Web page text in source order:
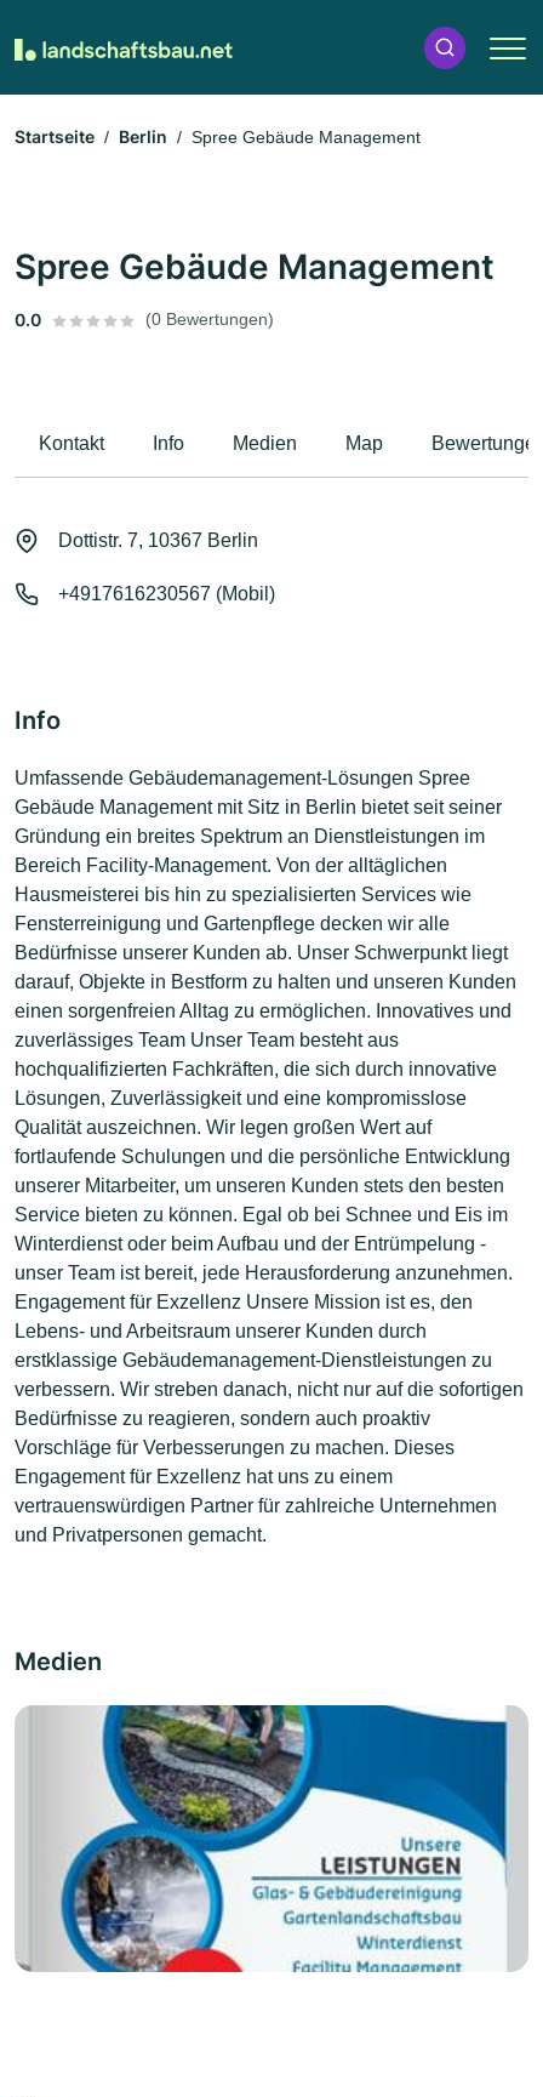
Startseite Berlin Spree Gebäude Management
Spree Gebäude Management
0.0 (0 Bewertungen)
Kontakt Info Medien Map
Dottistr. 7, 10367 Berlin
+4917616230567 (Mobil)
Info
Umfassende Gebäudemanagement-Lösungen Spree
Gebäude Management mit Sitz in Berlin bietet seit seiner
Gründung ein breites Spektrum an Dienstleistungen im
Bereich Facility-Management. Von der alltäglichen
Hausmeisterei bis hin zu spezialisierten Services wie
Fensterreinigung und Gartenpflege decken wir alle
Bedürfnisse unserer Kunden ab. Unser Schwerpunkt liegt
darauf, Objekte in Bestform zu halten und unseren Kunden
einen sorgenfreien Alltag zu ermöglichen. Innovatives und
zuverlässiges Team Unser Team besteht aus
hochqualifizierten Fachkräften, die sich durch innovative
Lösungen, Zuverlässigkeit und eine kompromisslose
Qualität auszeichnen. Wir legen großen Wert auf
fortlaufende Schulungen und die persönliche Entwicklung
unserer Mitarbeiter, um unseren Kunden stets den besten
Service bieten zu können. Egal ob bei Schnee und Eis im
Winterdienst oder beim Aufbau und der Entrümpelung -
unser Team ist bereit, jede Herausforderung anzunehmen.
Engagement für Exzellenz Unsere Mission ist es, den
Lebens- und Arbeitsraum unserer Kunden durch
erstklassige Gebäudemanagement-Dienstleistungen zu
verbessern. Wir streben danach, nicht nur auf die sofortigen
Bedürfnisse zu reagieren, sondern auch proaktiv
Vorschläge für Verbesserungen zu machen. Dieses
Engagement für Exzellenz hat uns zu einem
vertrauenswürdigen Partner für zahlreiche Unternehmen
und Privatpersonen gemacht.
Medien